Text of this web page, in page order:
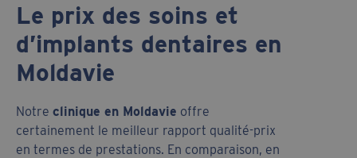
Le prix des soins et
d’implants dentaires en
Moldavie
Notre clinique en Moldavie offre
certainement le meilleur rapport qualité-prix
en termes de prestations. En comparaison, en